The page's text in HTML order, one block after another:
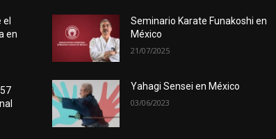
en
Seminario Karate Funakoshi en
México
21/07/2025
Yahagi Sensei en México
03/06/2023